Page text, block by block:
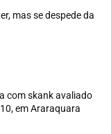
mas se despede da
com skank avaliado
em Araraquara